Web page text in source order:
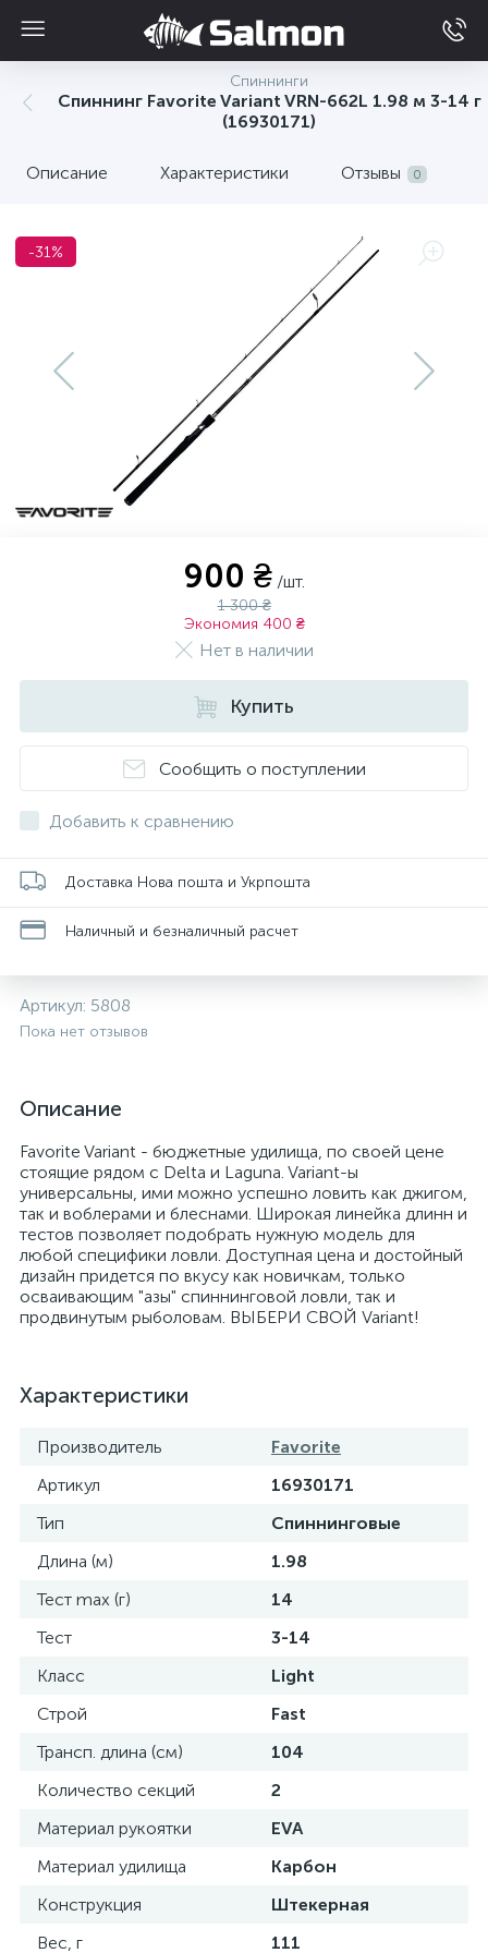
Спиннинги
Спиннинг Favorite Variant VRN-662L 1.98 м 3-14 г
(16930171)
Описание Характеристики Отзывы 0
-31%
900 ₴ /шт.
1 300 ₴
Экономия 400 ₴
Нет в наличии
Купить
Сообщить о поступлении
Добавить к сравнению
Доставка Нова пошта и Укрпошта
Наличный и безналичный расчет
Артикул: 5808
Пока нет отзывов
Описание
Favorite Variant - бюджетные удилища, по своей цене
стоящие рядом с Delta и Laguna. Variant-ы
универсальны, ими можно успешно ловить как джигом,
так и воблерами и блеснами. Широкая линейка длинн и
тестов позволяет подобрать нужную модель для
любой специфики ловли. Доступная цена и достойный
дизайн придется по вкусу как новичкам, только
осваивающим "азы" спиннинговой ловли, так и
продвинутым рыболовам. ВЫБЕРИ СВОЙ Variant!
Характеристики
Производитель
Favorite
Артикул
16930171
Тип
Спиннинговые
Длина (м)
1.98
Тест max (г)
14
Тест
3-14
Класс
Light
Строй
Fast
Трансп. длина (см)
104
Количество секций
2
Материал рукоятки
EVA
Материал удилища
Карбон
Конструкция
Штекерная
Вес, г
111